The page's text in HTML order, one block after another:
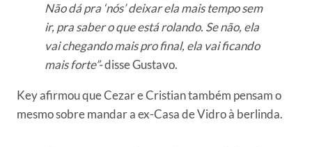
Não dá pra ‘nós’ deixar ela mais tempo sem
ir, pra saber o que está rolando. Se não, ela
vai chegando mais pro final, ela vai ficando
mais forte”-disse Gustavo.
Key afirmou que Cezar e Cristian também pensam o
mesmo sobre mandar a ex-Casa de Vidro à berlinda.